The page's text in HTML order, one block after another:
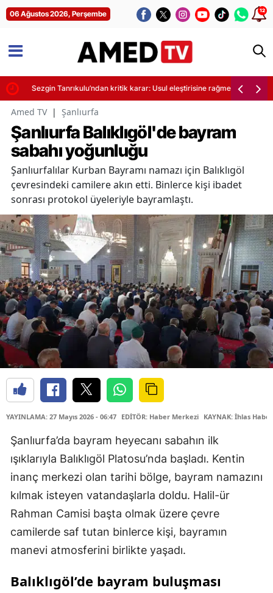
06 Ağustos 2026, Perşembe 12
Sezgin Tanrıkulu’ndan kritik karar: Usul eleştirisine rağmen 'Evet'
Amed TV | Şanlıurfa
Şanlıurfa Balıklıgöl'de bayram
sabahı yoğunluğu
Şanlıurfalılar Kurban Bayramı namazı için Balıklıgöl
çevresindeki camilere akın etti. Binlerce kişi ibadet
sonrası protokol üyeleriyle bayramlaştı.
YAYINLAMA: 27 Mayıs 2026 - 06:47 EDİTÖR: Haber Merkezi KAYNAK: İhlas
Şanlıurfa’da bayram heyecanı sabahın ilk
ışıklarıyla Balıklıgöl Platosu’nda başladı. Kentin
inanç merkezi olan tarihi bölge, bayram namazını
kılmak isteyen vatandaşlarla doldu. Halil-ür
Rahman Camisi başta olmak üzere çevre
camilerde saf tutan binlerce kişi, bayramın
manevi atmosferini birlikte yaşadı.
Balıklıgöl’de bayram buluşması